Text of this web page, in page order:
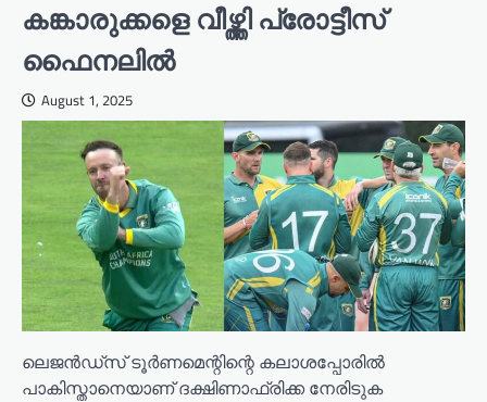
കങ്കാരുക്കളെ വീഴ്ത്തി പ്രോട്ടീസ്
ഫൈനലില്‍
August 1, 2025
ലെജന്‍ഡ്‌സ് ടൂര്‍ണമെന്റിന്റെ കലാശപ്പോരില്‍
പാകിസ്താനെയാണ് ദക്ഷിണാഫ്രിക്ക നേരിടുക